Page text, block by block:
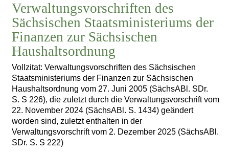
Verwaltungsvorschriften des
Sächsischen Staatsministeriums der
Finanzen zur Sächsischen
Haushaltsordnung
Vollzitat: Verwaltungsvorschriften des Sächsischen
Staatsministeriums der Finanzen zur Sächsischen
Haushaltsordnung vom 27. Juni 2005 (SächsABl. SDr.
S. S 226), die zuletzt durch die Verwaltungsvorschrift vom
22. November 2024 (SächsABl. S. 1434) geändert
worden sind, zuletzt enthalten in der
Verwaltungsvorschrift vom 2. Dezember 2025 (SächsABl.
SDr. S. S 222)